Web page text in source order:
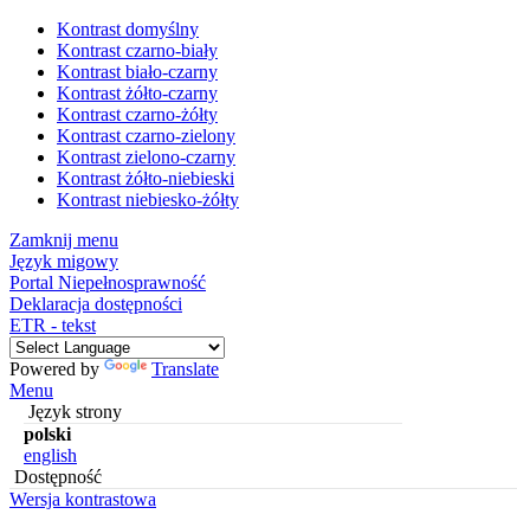
Kontrast domyślny
Kontrast czarno-biały
Kontrast biało-czarny
Kontrast żółto-czarny
Kontrast czarno-żółty
Kontrast czarno-zielony
Kontrast zielono-czarny
Kontrast żółto-niebieski
Kontrast niebiesko-żółty
Zamknij menu
Język migowy
Portal Niepełnosprawność
Deklaracja dostępności
ETR - tekst
Powered by
Translate
Menu
Język strony
polski
english
Dostępność
Wersja kontrastowa